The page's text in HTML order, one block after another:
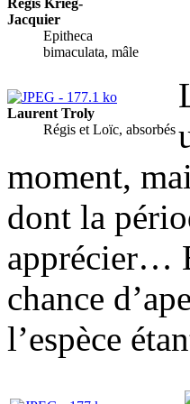
Jacquier
Epitheca
bimaculata, mâle
Laurent Troly
Régis et Loïc, absorbés
moment,
dont la
apprécier…
chance
l’espèce